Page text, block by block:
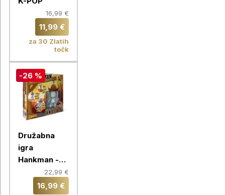
16,99 €
11,99 €
za 30 Zlatih
točk
-26 %
Družabna
igra
Hankman -
klasična igra
vislic
22,99 €
16,99 €